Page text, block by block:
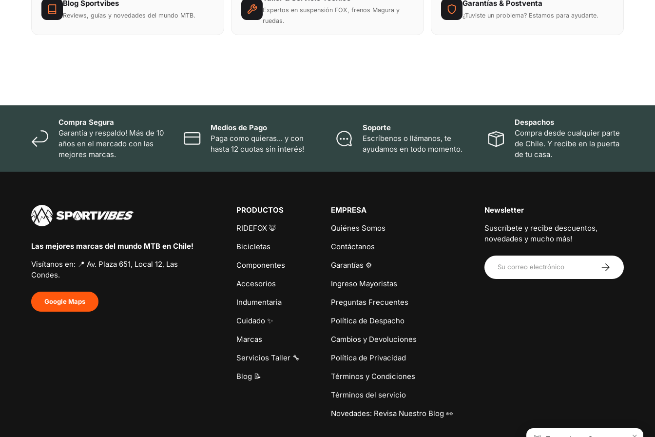
Blog Sportvibes
Reviews, guías y novedades del mundo MTB.
Expertos en suspensión FOX, frenos Magura y
ruedas.
Garantías & Postventa
¿Tuviste un problema? Estamos para ayudarte.
Compra Segura
Garantía y respaldo! Más de 10
años en el mercado con las
mejores marcas.
Medios de Pago
Paga como quieras... y con
hasta 12 cuotas sin interés!
Soporte
Escríbenos o llámanos, te
ayudamos en todo momento.
Despachos
Compra desde cualquier parte
de Chile. Y recibe en la puerta
de tu casa.
Las mejores marcas del mundo MTB en Chile!
Visítanos en: 📍 Av. Plaza 651, Local 12, Las
Condes.
Google Maps
PRODUCTOS
RIDEFOX 🦊
Bicicletas
Componentes
Accesorios
Indumentaria
Cuidado ✨
Marcas
Servicios Taller 🔧
Blog 📝
EMPRESA
Quiénes Somos
Contáctanos
Garantías ⚙️
Ingreso Mayoristas
Preguntas Frecuentes
Política de Despacho
Cambios y Devoluciones
Política de Privacidad
Términos y Condiciones
Términos del servicio
Novedades: Revisa Nuestro Blog 👀
Newsletter
Suscríbete y recibe descuentos,
novedades y mucho más!
Correo electrónico
Suscribirse